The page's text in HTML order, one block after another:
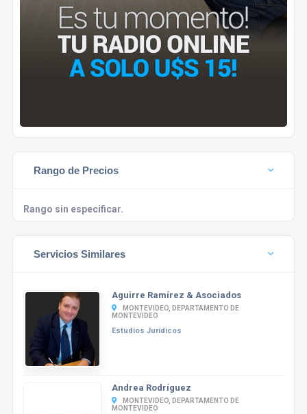
Rango de Precios
Rango sin especificar.
Servicios Similares
Aguirre Ramírez & Asociados
MONTEVIDEO, DEPARTAMENTO DE
MONTEVIDEO
Estudios Jurídicos
Andrea Rodríguez
MONTEVIDEO, DEPARTAMENTO DE
MONTEVIDEO